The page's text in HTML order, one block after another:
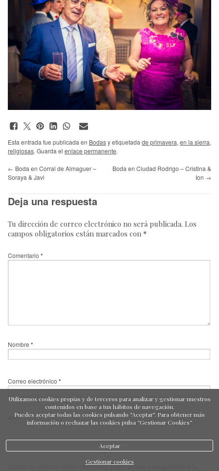
Esta entrada fue publicada en Bodasy etiquetada de primavera, en la sierra,
religiosas. Guarda el enlace permanente.
← Boda en Corral de Almaguer –
Soraya & Javi
Boda en Ciudad Rodrigo – Cristina &
Ion →
Deja una respuesta
Tu dirección de correo electrónico no será publicada. Los
campos obligatorios están marcados con *
Comentario *
Nombre *
Correo electrónico *
Web
Guarda mi nombre, correo electrónico y web en este navegador para la
Utilizamos cookies propias y de terceros para analizar y gestionar nuestros
contenidos en base a tus hábitos de navegación.
Puedes aceptar todas las cookies pulsando “Aceptar”. Para obtener más
información o rechazar las cookies pulsa “Gestionar Cookies“
Aceptar
Gestionar cookies